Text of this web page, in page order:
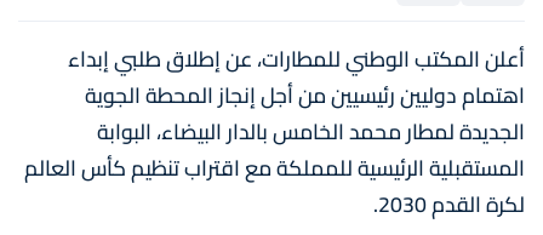
أعلن المكتب الوطني للمطارات، عن إطلاق طلبي إبداء
اهتمام دوليين رئيسيين من أجل إنجاز المحطة الجوية
الجديدة لمطار محمد الخامس بالدار البيضاء، البوابة
المستقبلية الرئيسية للمملكة مع اقتراب تنظيم كأس العالم
لكرة القدم 2030.